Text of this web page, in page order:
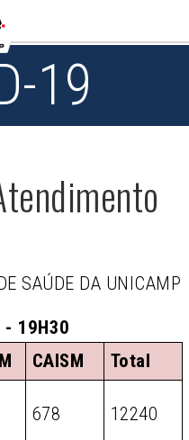
19
SAÚDE DA UNICAMP
19H30
CAISM
Total
678 12240